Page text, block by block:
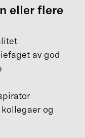
eller flere
av god
og